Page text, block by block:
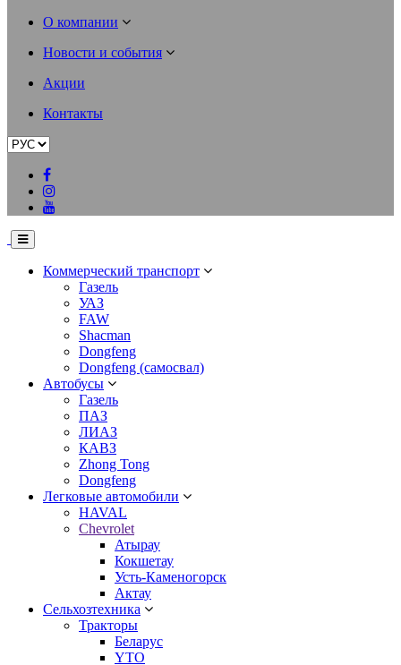
О компании
Новости и события
Акции
Контакты
Коммерческий транспорт
Газель
УАЗ
FAW
Shacman
Dongfeng
Dongfeng (самосвал)
Автобусы
Газель
ПАЗ
ЛИАЗ
КАВЗ
Zhong Tong
Dongfeng
Легковые автомобили
HAVAL
Chevrolet
Атырау
Кокшетау
Усть-Каменогорск
Актау
Сельхозтехника
Тракторы
Беларус
YTO